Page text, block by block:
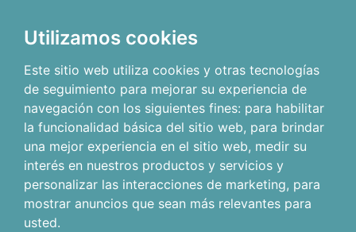
Utilizamos cookies
Este sitio web utiliza cookies y otras tecnologías
de seguimiento para mejorar su experiencia de
navegación con los siguientes fines: para habilitar
la funcionalidad básica del sitio web, para brindar
una mejor experiencia en el sitio web, medir su
interés en nuestros productos y servicios y
personalizar las interacciones de marketing, para
mostrar anuncios que sean más relevantes para
usted.